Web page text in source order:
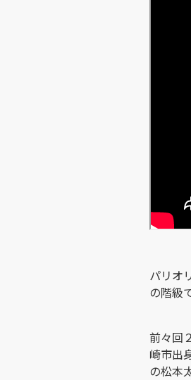
パリオ
の階級
前々回
崎市出
の松本